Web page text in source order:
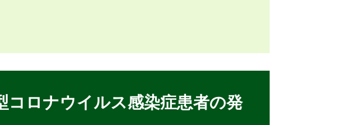
コロナウイルス感染症患者の発